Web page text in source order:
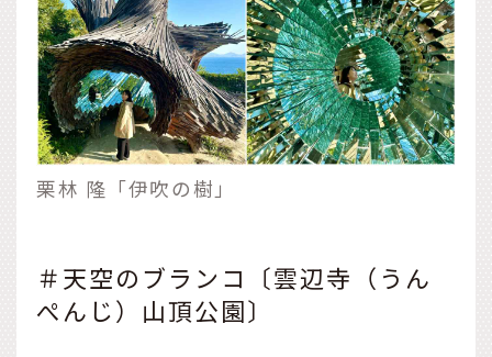
栗林 隆「伊吹の樹」
＃天空のブランコ〔雲辺寺（うん
ぺんじ）山頂公園〕